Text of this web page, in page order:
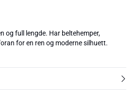
og full lengde. Har beltehemper,
for en ren og moderne silhuett.